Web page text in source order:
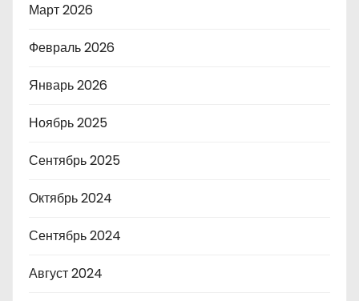
Март 2026
Февраль 2026
Январь 2026
Ноябрь 2025
Сентябрь 2025
Октябрь 2024
Сентябрь 2024
Август 2024